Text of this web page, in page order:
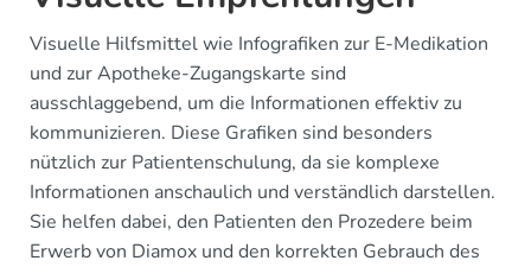
Visuelle Hilfsmittel wie Infografiken zur E-Medikation
und zur Apotheke-Zugangskarte sind
ausschlaggebend, um die Informationen effektiv zu
kommunizieren. Diese Grafiken sind besonders
nützlich zur Patientenschulung, da sie komplexe
Informationen anschaulich und verständlich darstellen.
Sie helfen dabei, den Patienten den Prozedere beim
Erwerb von Diamox und den korrekten Gebrauch des